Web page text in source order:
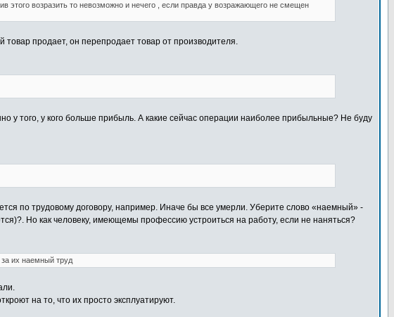
этого возразить то невозможно и нечего , если правда у возражающего не смещен
продает, он перепродает товар от производителя.
у того, у кого больше прибыль. А какие сейчас операции наиболее прибыльные? Не буду
по трудовому договору, например. Иначе бы все умерли. Уберите слово «наемный» -
Но как человеку, имеющемы профессию устроиться на работу, если не наняться?
их наемный труд
на то, что их просто эксплуатируют.